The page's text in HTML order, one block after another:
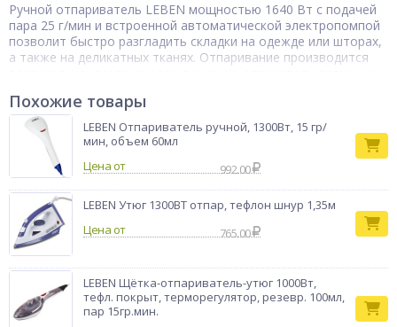
Ручной отпариватель LEBEN мощностью 1640 Вт с подачей
пара 25 г/мин и встроенной автоматической электропомпой
позволит быстро разгладить складки на одежде или шторах,
а также на деликатных тканях. Отпаривание производится
перегрева, не брызгает, нагревается за 25 секунд. В
комплекте имеется дополнительная насадка с щеткой,
которая эффективно удаляет с ткани грязь, ворсинки и
шерсть. Объем резервуара для воды – 260 мл. Прибор
компактный и легкий, не требует много пространства для
Тип товара
Отпариватель
Бренд
Похожие товары
LEBEN Отпариватель ручной, 1300Вт, 15 гр/
мин, объем 60мл
Цена от
992.00
LEBEN Утюг 1300ВТ отпар, тефлон шнур 1,35м
Цена от
765.00
LEBEN Щётка-отпариватель-утюг 1000Вт,
тефл. покрыт, терморегулятор, резевр. 100мл,
пар 15гр.мин.